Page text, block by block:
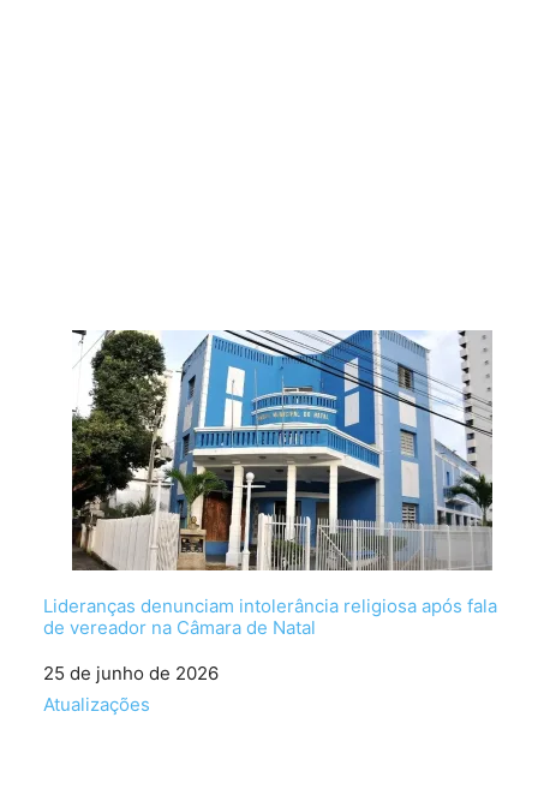
Lideranças denunciam intolerância religiosa após fala
de vereador na Câmara de Natal
Data
25 de junho de 2026
Em relação a
Atualizações